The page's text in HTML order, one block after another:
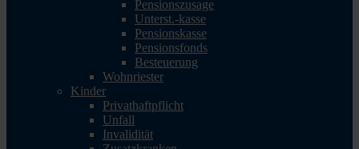
Pensionszusage
Unterst.-kasse
Pensionskasse
Pensionsfonds
Besteuerung
Wohnriester
Kinder
Privathaftpflicht
Unfall
Invalidität